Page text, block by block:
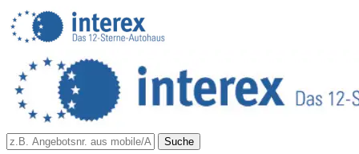
Suche